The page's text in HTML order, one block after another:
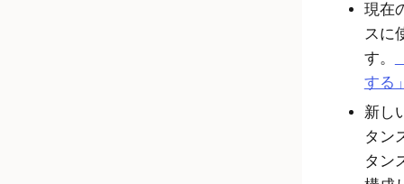
現在
スに
す。
する
新し
タン
タン